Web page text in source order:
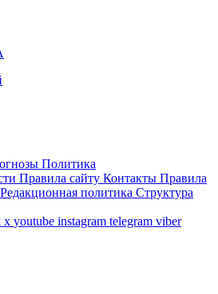
Политика
Правила сайту Контакты Правила
Редакционная политика Структура
x youtube instagram telegram viber